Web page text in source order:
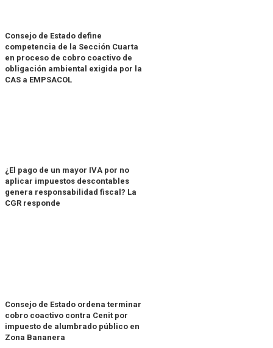
Consejo de Estado define
competencia de la Sección Cuarta
en proceso de cobro coactivo de
obligación ambiental exigida por la
CAS a EMPSACOL
¿El pago de un mayor IVA por no
aplicar impuestos descontables
genera responsabilidad fiscal? La
CGR responde
Consejo de Estado ordena terminar
cobro coactivo contra Cenit por
impuesto de alumbrado público en
Zona Bananera